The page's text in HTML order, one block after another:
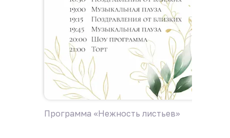
Программа «Нежность листьев»